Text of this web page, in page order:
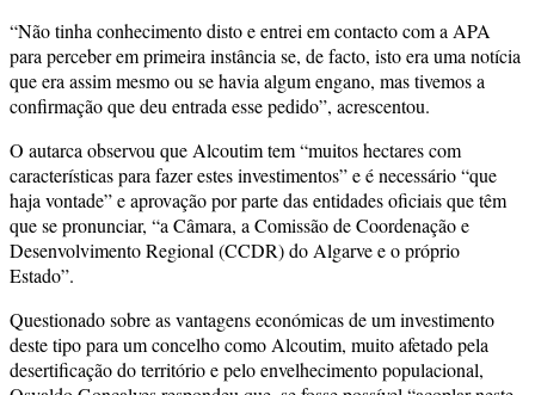
“Não tinha conhecimento disto e entrei em contacto com a APA
para perceber em primeira instância se, de facto, isto era uma notícia
que era assim mesmo ou se havia algum engano, mas tivemos a
confirmação que deu entrada esse pedido”, acrescentou.
O autarca observou que Alcoutim tem “muitos hectares com
características para fazer estes investimentos” e é necessário “que
haja vontade” e aprovação por parte das entidades oficiais que têm
que se pronunciar, “a Câmara, a Comissão de Coordenação e
Desenvolvimento Regional (CCDR) do Algarve e o próprio
Estado”.
Questionado sobre as vantagens económicas de um investimento
deste tipo para um concelho como Alcoutim, muito afetado pela
desertificação do território e pelo envelhecimento populacional,